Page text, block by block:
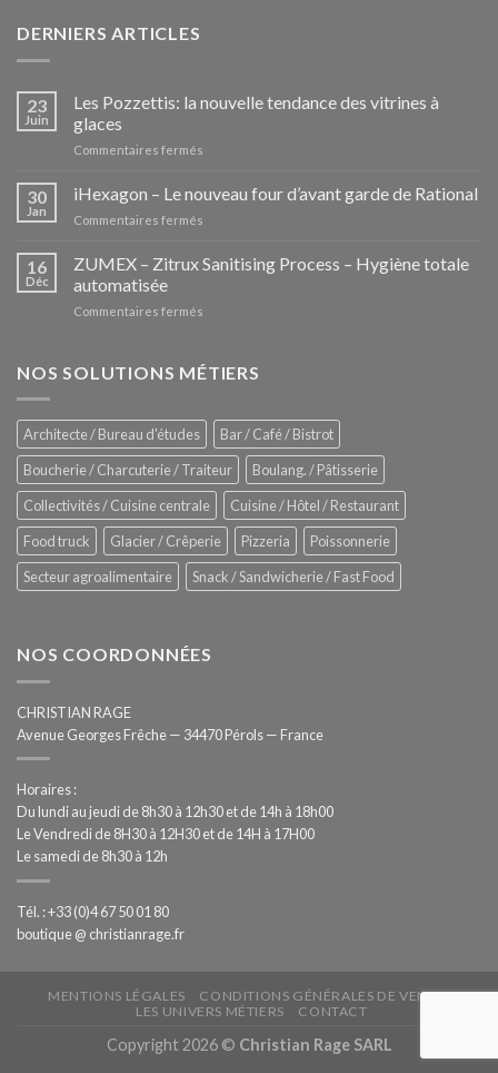
DERNIERS ARTICLES
23
Juin
Les Pozzettis: la nouvelle tendance des vitrines à
glaces
Commentaires fermés
Pozzettis:
la
des
30
Jan
iHexagon – Le nouveau four d’avant garde de Rational
Commentaires fermés
–
Le
de
16
Déc
ZUMEX – Zitrux Sanitising Process – Hygiène totale
automatisée
Commentaires fermés
Zitrux
–
Hygiène
totale
automatisée
NOS SOLUTIONS MÉTIERS
Architecte / Bureau d'études
Bar / Café / Bistrot
Boucherie / Charcuterie / Traiteur
Boulang. / Pâtisserie
Collectivités / Cuisine centrale
Cuisine / Hôtel / Restaurant
Food truck
Glacier / Crêperie Pizzeria
Poissonnerie
Secteur agroalimentaire
Snack / Sandwicherie / Fast Food
NOS COORDONNÉES
CHRISTIAN RAGE
Avenue Georges Frêche — 34470 Pérols — France
Horaires :
Du lundi au jeudi de 8h30 à 12h30 et de 14h à 18h00
Le Vendredi de 8H30 à 12H30 et de 14H à 17H00
Le samedi de 8h30 à 12h
Tél. : +33 (0)4 67 50 01 80
boutique @ christianrage.fr
MENTIONS LÉGALES
CONDITIONS GÉNÉRALES DE VENTE
LES UNIVERS MÉTIERS
CONTACT
Copyright 2026 © Christian Rage SARL